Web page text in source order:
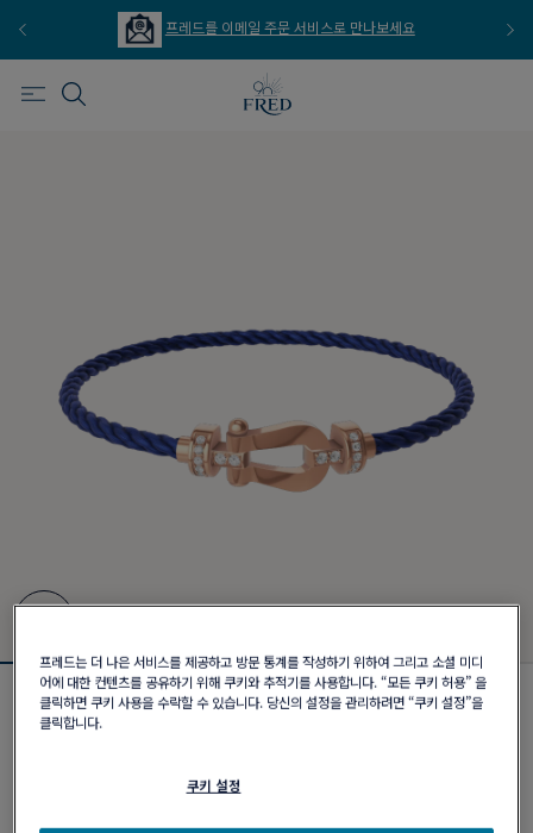
프레드를 이메일 주문 서비스로 만나보세요
커스터마이징 가능
포스텐 브레이슬릿
프레드는 더 나은 서비스를 제공하고 방문 통계를 작성하기 위하여 그리고 소셜 미디
어에 대한 컨텐츠를 공유하기 위해 쿠키와 추적기를 사용합니다. “모든 쿠키 허용” 을
클릭하면 쿠키 사용을 수락할 수 있습니다. 당신의 설정을 관리하려면 “쿠키 설정”을
클릭합니다.
쿠키 설정